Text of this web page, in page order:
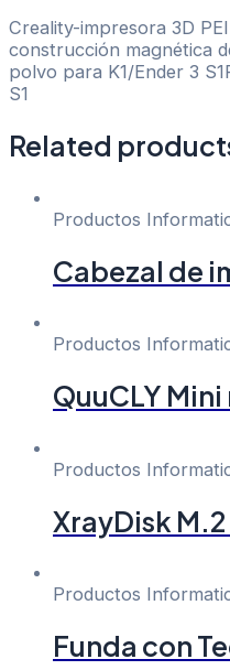
Creality-impresora 3D
construcción magnética
polvo para K1/Ender 3
S1
Related
Productos
Cabezal de
Productos
QuuCLY
Productos
XrayDisk M.2
Productos
Funda con